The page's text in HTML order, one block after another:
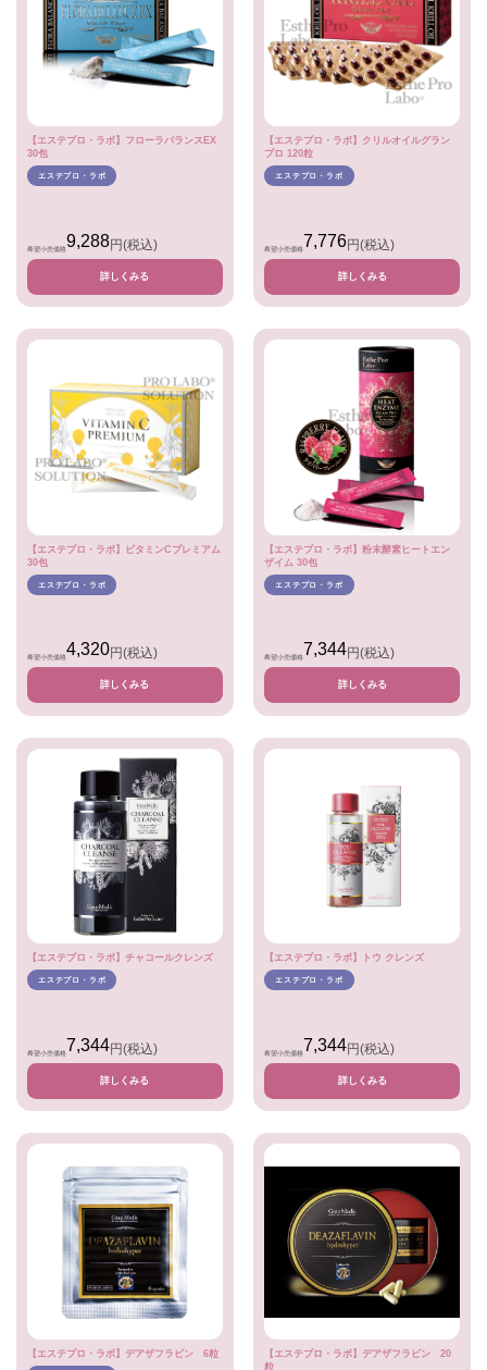
【エステプロ・ラボ】フローラバランスEX
30包
エステプロ・ラボ
希望小売価格9,288円(税込)
詳しくみる
【エステプロ・ラボ】クリルオイルグラン
プロ 120粒
エステプロ・ラボ
希望小売価格7,776円(税込)
詳しくみる
【エステプロ・ラボ】ビタミンCプレミアム
30包
エステプロ・ラボ
希望小売価格4,320円(税込)
詳しくみる
【エステプロ・ラボ】粉末酵素ヒートエン
ザイム 30包
エステプロ・ラボ
希望小売価格7,344円(税込)
詳しくみる
【エステプロ・ラボ】チャコールクレンズ
エステプロ・ラボ
希望小売価格7,344円(税込)
詳しくみる
【エステプロ・ラボ】トウ クレンズ
エステプロ・ラボ
希望小売価格7,344円(税込)
詳しくみる
【エステプロ・ラボ】デアザフラビン 6粒
【エステプロ・ラボ】デアザフラビン 20
粒